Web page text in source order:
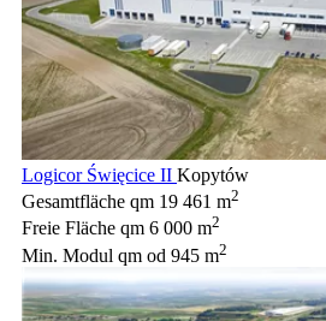
Logicor Święcice II Kopytów
Gesamtfläche qm 19 461 m2
Freie Fläche qm 6 000 m2
Min. Modul qm od 945 m2